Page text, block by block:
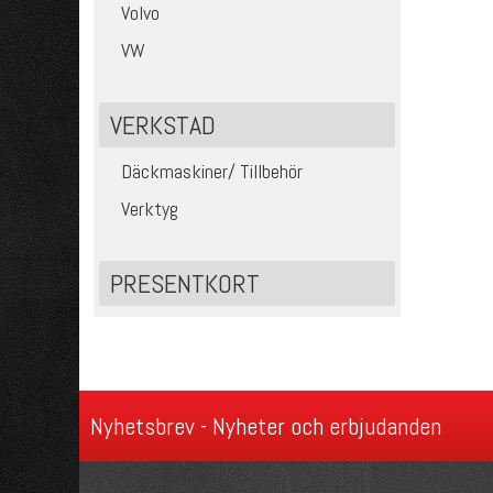
Volvo
VW
VERKSTAD
Däckmaskiner/ Tillbehör
Verktyg
PRESENTKORT
Nyhetsbrev - Nyheter och erbjudanden